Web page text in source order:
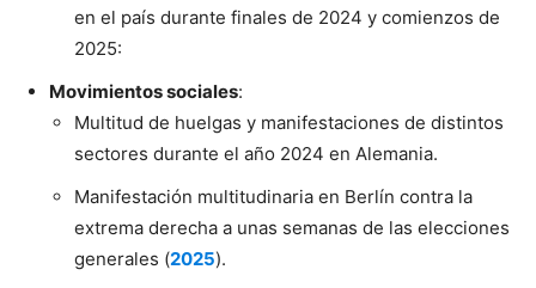
en el país durante finales de 2024 y comienzos de
2025:
Movimientos sociales:
Multitud de huelgas y manifestaciones de distintos
sectores durante el año 2024 en Alemania.
Manifestación multitudinaria en Berlín contra la
extrema derecha a unas semanas de las elecciones
generales (2025).